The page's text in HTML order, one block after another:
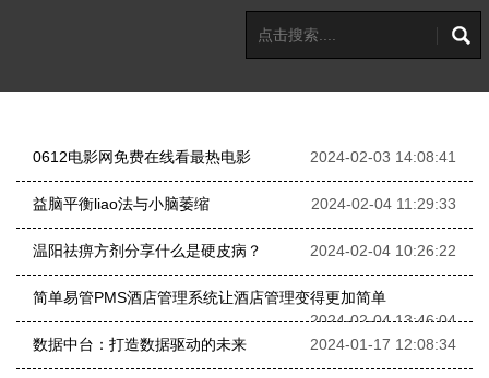
0612电影网免费在线看最热电影 2024-02-03 14:08:41
益脑平衡liao法与小脑萎缩 2024-02-04 11:29:33
温阳祛痹方剂分享什么是硬皮病？ 2024-02-04 10:26:22
简单易管PMS酒店管理系统让酒店管理变得更加简单
2024-02-04 13:46:04
数据中台：打造数据驱动的未来
2024-01-17 12:08:34